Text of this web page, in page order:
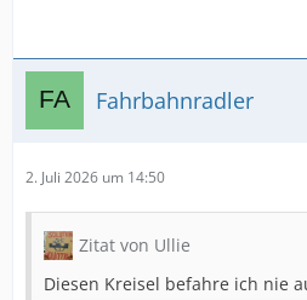
Fahrbahnradler
2. Juli 2026 um 14:50
Zitat von Ullie
Diesen Kreisel befahre ich nie